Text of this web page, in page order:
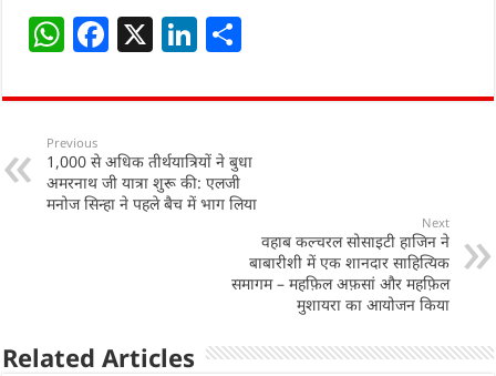
W
at
s
A
p
F
c
e
b
o
X Li
k
e
dI
n
ar
Previous
1,000 से अधिक तीर्थयात्रियों ने बुधा
अमरनाथ जी यात्रा शुरू की: एलजी
मनोज सिन्हा ने पहले बैच में भाग लिया
Next
वहाब कल्चरल सोसाइटी हाजिन ने
बाबारीशी में एक शानदार साहित्यिक
समागम – महफ़िल अफ़सां और महफ़िल
मुशायरा का आयोजन किया
Related Articles